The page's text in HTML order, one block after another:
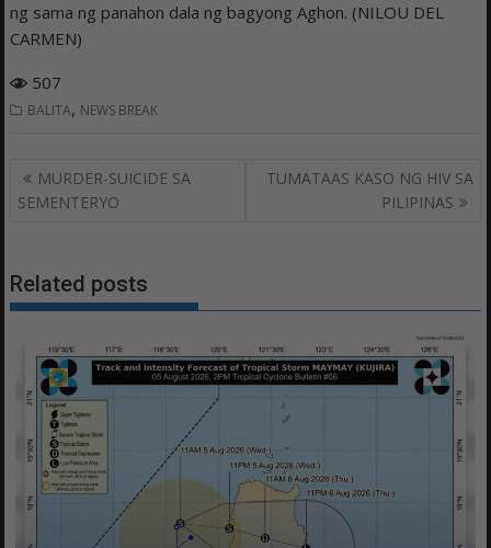
ng sama ng panahon dala ng bagyong Aghon. (NILOU DEL
CARMEN)
507
BALITA, NEWS BREAK
Post
navigation
MURDER-SUICIDE SA
SEMENTERYO
TUMATAAS KASO NG HIV SA
PILIPINAS
Related posts